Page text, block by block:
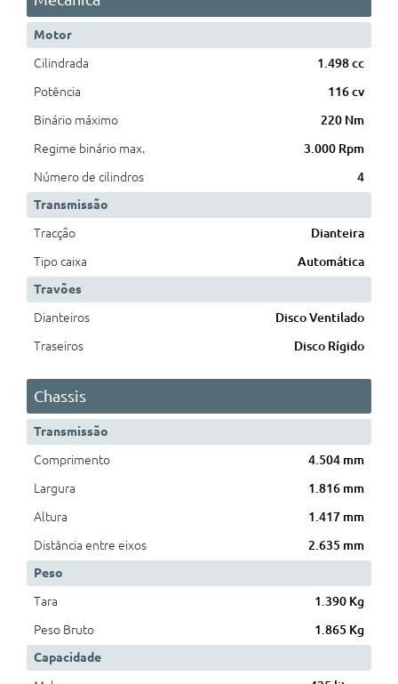
Motor
Cilindrada
1.498 cc
Potência
116 cv
Binário máximo
220 Nm
Regime binário max.
3.000 Rpm
Número de cilindros
4
Transmissão
Tracção
Dianteira
Tipo caixa
Automática
Travões
Dianteiros
Disco Ventilado
Traseiros
Disco Rígido
Chassis
Transmissão
Comprimento
4.504 mm
Largura
1.816 mm
Altura
1.417 mm
Distância entre eixos
2.635 mm
Peso
Tara
1.390 Kg
Peso Bruto
1.865 Kg
Capacidade